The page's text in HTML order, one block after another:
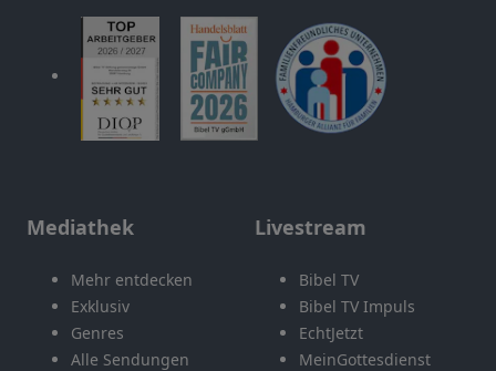
Mediathek
Mehr entdecken
Exklusiv
Genres
Alle Sendungen
Livestream
Bibel TV
Bibel TV Impuls
EchtJetzt
MeinGottesdienst